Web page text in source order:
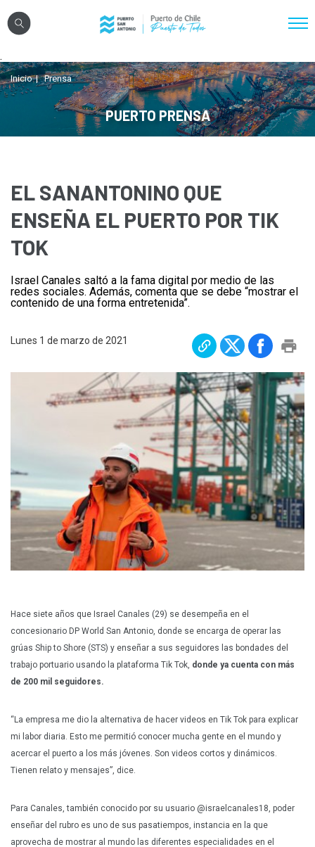
Nosotros
Sistema Portuario
Sostenibilidad
Transparencia
Registro Proveedores
Licitaciones
Reglamentos
Denuncias
Preguntas Frecuentes
.
Inicio Prensa
PUERTO PRENSA
EL SANANTONINO QUE
ENSEÑA EL PUERTO POR TIK
TOK
Israel Canales saltó a la fama digital por medio de las
redes sociales. Además, comenta que se debe “mostrar el
contenido de una forma entretenida”.
Lunes 1 de marzo de 2021
Hace siete años que Israel Canales (29) se desempeña en el
concesionario DP World San Antonio, donde se encarga de operar las
grúas Ship to Shore (STS) y enseñar a sus seguidores las bondades del
trabajo portuario usando la plataforma Tik Tok, donde ya cuenta con más
de 200 mil seguidores.
“La empresa me dio la alternativa de hacer videos en Tik Tok para explicar
mi labor diaria. Esto me permitió conocer mucha gente en el mundo y
acercar el puerto a los más jóvenes. Son videos cortos y dinámicos.
Tienen relato y mensajes”, dice.
Para Canales, también conocido por su usuario @israelcanales18, poder
enseñar del rubro es uno de sus pasatiempos, instancia en la que
aprovecha de mostrar al mundo las diferentes especialidades en el